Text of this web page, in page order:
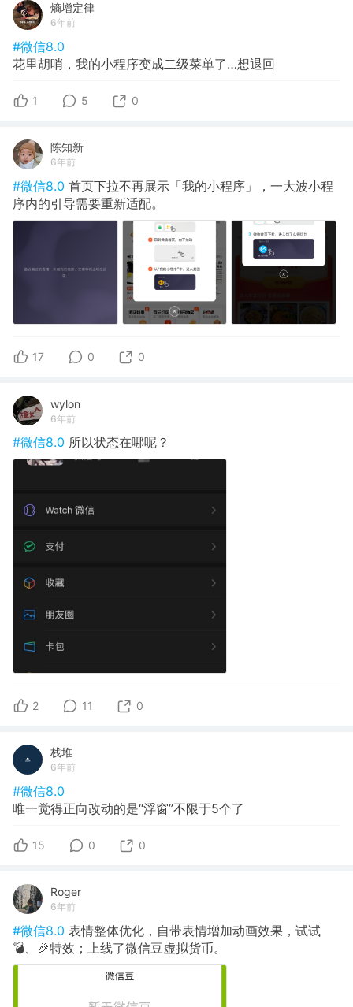
熵增定律
6年前
#微信8.0
花里胡哨，我的小程序变成二级菜单了…想退回
1 5 0
陈知新
6年前
#微信8.0 首页下拉不再展示「我的小程序」，一大波小程
序内的引导需要重新适配。
17 0 0
wylon
6年前
#微信8.0 所以状态在哪呢？
2 11 0
栈堆
6年前
#微信8.0
唯一觉得正向改动的是“浮窗”不限于5个了
15 0 0
Roger
6年前
#微信8.0 表情整体优化，自带表情增加动画效果，试试
💣、🎉特效；上线了微信豆虚拟货币。